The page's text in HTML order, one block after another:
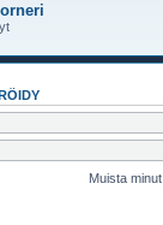
Muista minut